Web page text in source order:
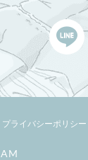
プライバシーポリシー